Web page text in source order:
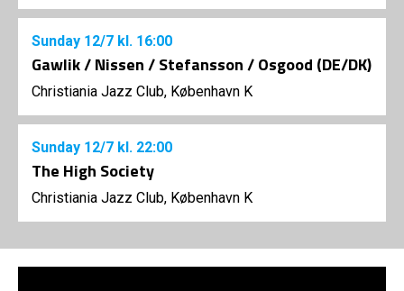
Sunday 12/7 kl. 16:00
Gawlik / Nissen / Stefansson / Osgood (DE/DK)
Christiania Jazz Club, København K
Sunday 12/7 kl. 22:00
The High Society
Christiania Jazz Club, København K